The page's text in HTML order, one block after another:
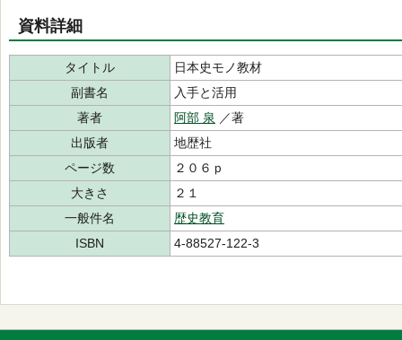
資料詳細
タイトル
日本史モノ教材
副書名
入手と活用
著者
阿部 泉 ／著
出版者
地歴社
ページ数
２０６ｐ
大きさ
２１
一般件名
歴史教育
ISBN
4-88527-122-3